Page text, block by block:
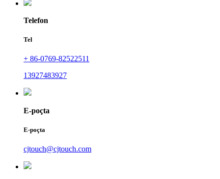
Telefon
Tel
+ 86-0769-82522511
13927483927
E-poçta
E-poçta
cjtouch@cjtouch.com